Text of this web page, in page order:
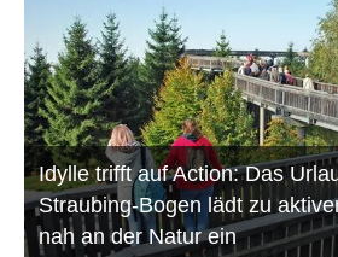
Idylle trifft auf Action: Das
Straubing-Bogen lädt zu
nah an der Natur ein